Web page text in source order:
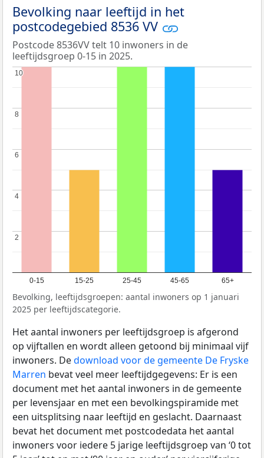
Bevolking naar leeftijd in het
postcodegebied 8536 VV
Postcode 8536VV telt 10 inwoners in de
leeftijdsgroep 0-15 in 2025.
0-15 15-25 25-45 45-65 65+
2
2
4
4
6
6
8
8
10
10
Bevolking, leeftijdsgroepen: aantal inwoners op 1 januari
2025 per leeftijdscategorie.
Het aantal inwoners per leeftijdsgroep is afgerond
op vijftallen en wordt alleen getoond bij minimaal vijf
inwoners. Dedownload voor de gemeente De Fryske
Marren bevat veel meer leeftijdgegevens: Er is een
document met het aantal inwoners in de gemeente
per levensjaar en met een bevolkingspiramide met
een uitsplitsing naar leeftijd en geslacht. Daarnaast
bevat het document met postcodedata het aantal
inwoners voor iedere 5 jarige leeftijdsgroep van ‘0 tot